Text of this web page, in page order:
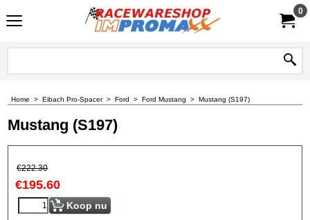
0
Home > Eibach Pro-Spacer> Ford > Ford Mustang > Mustang (S197)
Mustang (S197)
€222.30
€195.60
Koop nu